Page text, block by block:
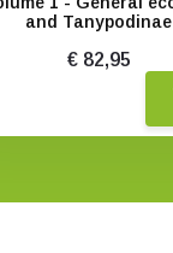
and Tanypodinae
€ 82,95